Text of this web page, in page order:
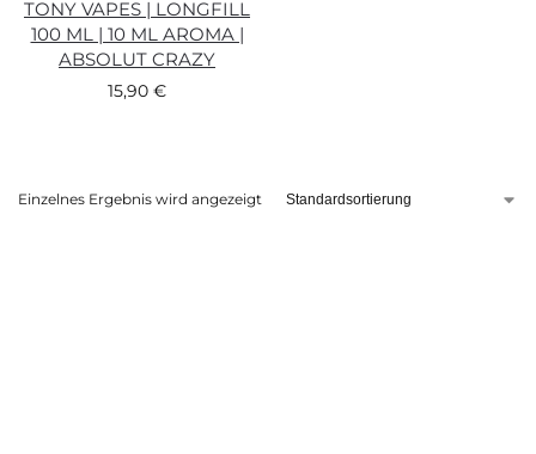
TONY VAPES | LONGFILL
100 ML | 10 ML AROMA |
ABSOLUT CRAZY
15,90 €
Einzelnes Ergebnis wird angezeigt